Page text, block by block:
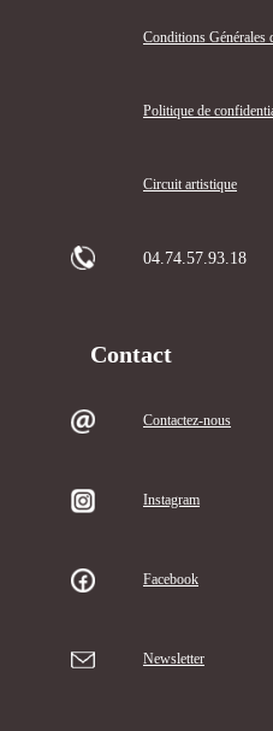
Conditions Générales
Politique de
Circuit artistique
04.74.57.93.18
Contact
Contactez-nous
Instagram
Facebook
Newsletter